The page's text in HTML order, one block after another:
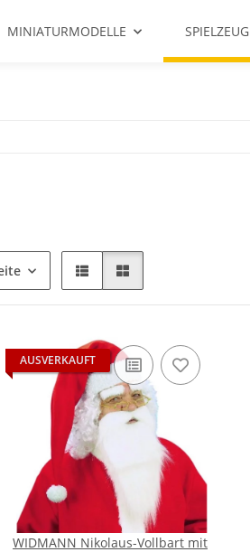
MINIATURMODELLE SPIELZEUG
AUSVERKAUFT
WIDMANN Nikolaus-Vollbart mit